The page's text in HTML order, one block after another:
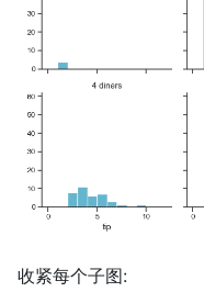
收紧每个子图: